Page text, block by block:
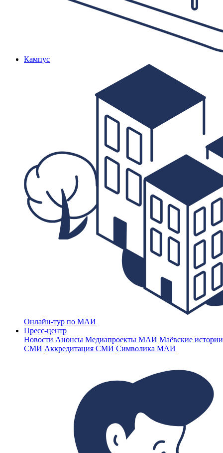
Кампус
Онлайн-тур по МАИ
Пресс-центр
Новости Анонсы Медиапроекты МАИ Маёвские
СМИ Аккредитация СМИ Символика МАИ